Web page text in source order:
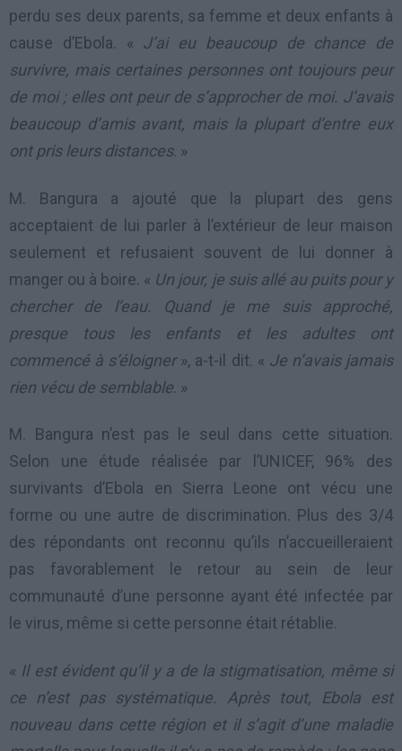
perdu ses deux parents, sa femme et deux enfants à
cause d’Ebola. « J’ai eu beaucoup de chance de
survivre, mais certaines personnes ont toujours peur
de moi ; elles ont peur de s’approcher de moi. J’avais
beaucoup d’amis avant, mais la plupart d’entre eux
ont pris leurs distances. »
M. Bangura a ajouté que la plupart des gens
acceptaient de lui parler à l’extérieur de leur maison
seulement et refusaient souvent de lui donner à
manger ou à boire. « Un jour, je suis allé au puits pour y
chercher de l’eau. Quand je me suis approché,
presque tous les enfants et les adultes ont
commencé à s’éloigner», a-t-il dit. « Je n’avais jamais
rien vécu de semblable. »
M. Bangura n’est pas le seul dans cette situation.
Selon une étude réalisée par l’UNICEF, 96% des
survivants d’Ebola en Sierra Leone ont vécu une
forme ou une autre de discrimination. Plus des 3/4
des répondants ont reconnu qu’ils n’accueilleraient
pas favorablement le retour au sein de leur
communauté d’une personne ayant été infectée par
le virus, même si cette personne était rétablie.
« Il est évident qu’il y a de la stigmatisation, même si
ce n’est pas systématique. Après tout, Ebola est
nouveau dans cette région et il s’agit d’une maladie